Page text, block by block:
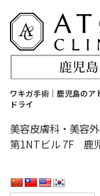
ワキガ手術｜鹿児島のア
ドライ
美容皮膚科・美容
第1NTビル 7F 鹿